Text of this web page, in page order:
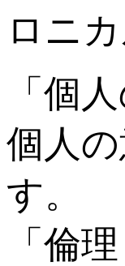
ロニ
「個
個人
す。
「倫